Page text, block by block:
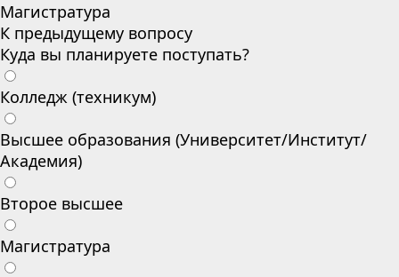
Магистратура
К предыдущему вопросу
Куда вы планируете поступать?
Колледж (техникум)
Высшее образования (Университет/Институт/
Академия)
Второе высшее
Магистратура